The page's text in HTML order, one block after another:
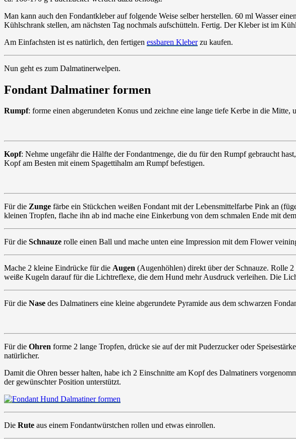
Man kann auch den Fondantkleber auf folgende Weise selber herstellen. 60 ml Wasser
Kühlschrank stellen, am nächsten Tag nochmals aufschütteln. Fertig. Der Kleber ist im
Am Einfachsten ist es natürlich, den fertigen essbaren Kleberzu kaufen.
Nun geht es zum Dalmatinerwelpen.
Fondant Dalmatiner formen
Rumpf: forme einen abgerundeten Konus und zeichne eine lange tiefe Kerbe in die Mitte,
Kopf: Nehme ungefähr die Hälfte der Fondantmenge, die du für den Rumpf gebraucht
Kopf am Besten mit einem Spagettihalm am Rumpf befestigen.
Für die Zunge färbe ein Stückchen weißen Fondant mit der Lebensmittelfarbe Pink an
kleinen Tropfen, flache ihn ab ind mache eine Einkerbung von dem schmalen Ende mit
Für die Schnauze rolle einen Ball und mache unten eine Impression mit dem Flower
Mache 2 kleine Eindrücke für die Augen (Augenhöhlen) direkt über der Schnauze. Rolle
weiße Kugeln darauf für die Lichtreflexe, die dem Hund mehr Ausdruck verleihen. Die
Für die Nase des Dalmatiners eine kleine abgerundete Pyramide aus dem schwarzen
Für die Ohren forme 2 lange Tropfen, drücke sie auf der mit Puderzucker oder
natürlicher.
Damit die Ohren besser halten, habe ich 2 Einschnitte am Kopf des Dalmatiners
der gewünschter Position unterstützt.
Die Rute aus einem Fondantwürstchen rollen und etwas einrollen.